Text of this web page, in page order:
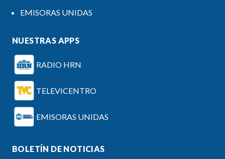
EMISORAS UNIDAS
NUESTRAS APPS
RADIO HRN
TELEVICENTRO
EMISORAS UNIDAS
BOLETÍN DE NOTICIAS